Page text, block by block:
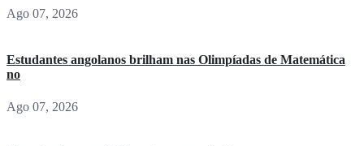
Ago 07, 2026
Estudantes angolanos brilham nas Olimpíadas de Matemática
no
Ago 07, 2026